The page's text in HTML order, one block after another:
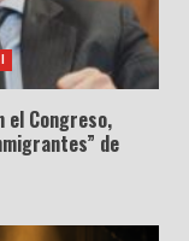
el Congreso,
de